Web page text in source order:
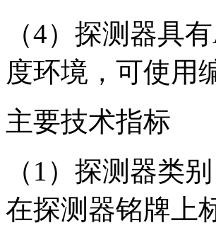
（4）探测器具
度环境，可使用
主要技术指标
（1）探测器类
在探测器铭牌上